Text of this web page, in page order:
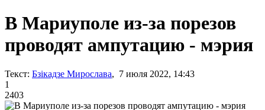
В Мариуполе из-за порезов
проводят ампутацию - мэрия
Текст: Бзікадзе Мирослава, 7 июля 2022, 14:43
1
2403